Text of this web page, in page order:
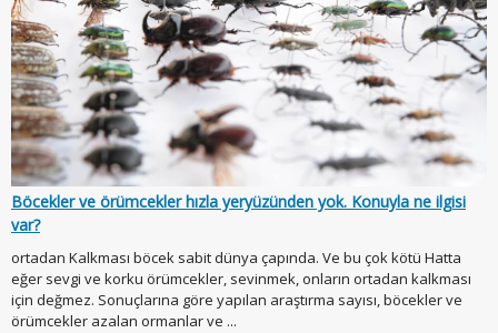
Böcekler ve örümcekler hızla yeryüzünden yok. Konuyla ne ilgisi
var?
ortadan Kalkması böcek sabit dünya çapında. Ve bu çok kötü Hatta
eğer sevgi ve korku örümcekler, sevinmek, onların ortadan kalkması
için değmez. Sonuçlarına göre yapılan araştırma sayısı, böcekler ve
örümcekler azalan ormanlar ve ...